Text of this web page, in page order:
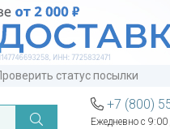
статус посылки
+7 (800)
Ежедневно с